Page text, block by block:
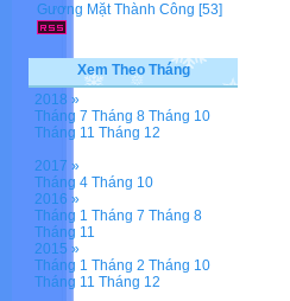
Gương Mặt Thành Công [53]
Xem Theo Tháng
2018 »
Tháng 7 Tháng 8 Tháng 10
Tháng 11 Tháng 12
2017 »
Tháng 4 Tháng 10
2016 »
Tháng 1 Tháng 7 Tháng 8
Tháng 11
2015 »
Tháng 1 Tháng 2 Tháng 10
Tháng 11 Tháng 12